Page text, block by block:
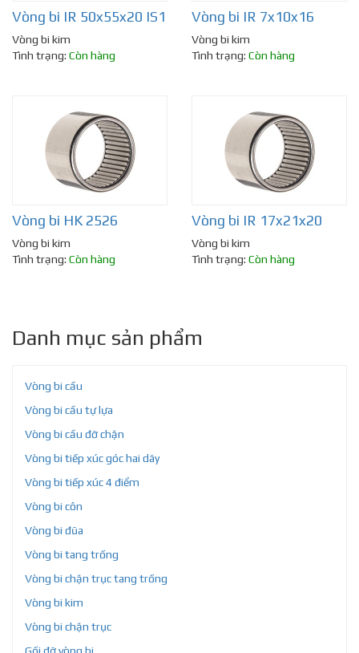
Vòng bi IR 50x55x20 IS1
Vòng bi kim
Tình trạng: Còn hàng
Vòng bi IR 7x10x16
Vòng bi kim
Tình trạng: Còn hàng
Vòng bi HK 2526
Vòng bi kim
Tình trạng: Còn hàng
Vòng bi IR 17x21x20
Vòng bi kim
Tình trạng: Còn hàng
Danh mục sản phẩm
Vòng bi cầu
Vòng bi cầu tự lựa
Vòng bi cầu đỡ chặn
Vòng bi tiếp xúc góc hai dãy
Vòng bi tiếp xúc 4 điểm
Vòng bi côn
Vòng bi đũa
Vòng bi tang trống
Vòng bi chặn trục tang trống
Vòng bi kim
Vòng bi chặn trục